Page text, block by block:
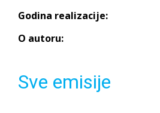
Godina realizacije:
O autoru:
Sve emisije